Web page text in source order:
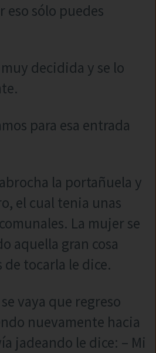
eso sólo puedes
decidida y se lo
para esa entrada
la portañuela y
el cual tenia unas
La mujer se
aquella gran cosa
tocarla le dice.
vaya que regreso
nuevamente hacia
jadeando le dice: – Mi